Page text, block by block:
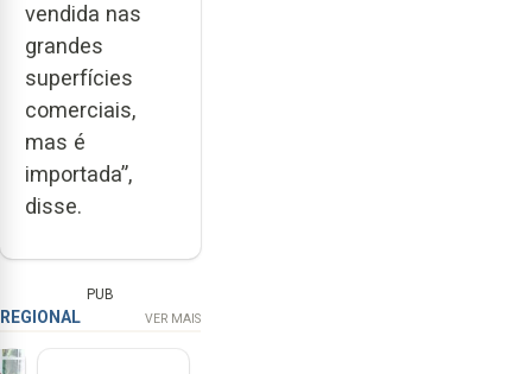
vendida nas
grandes
superfícies
comerciais,
mas é
importada”,
disse.
PUB
REGIONAL VER MAIS